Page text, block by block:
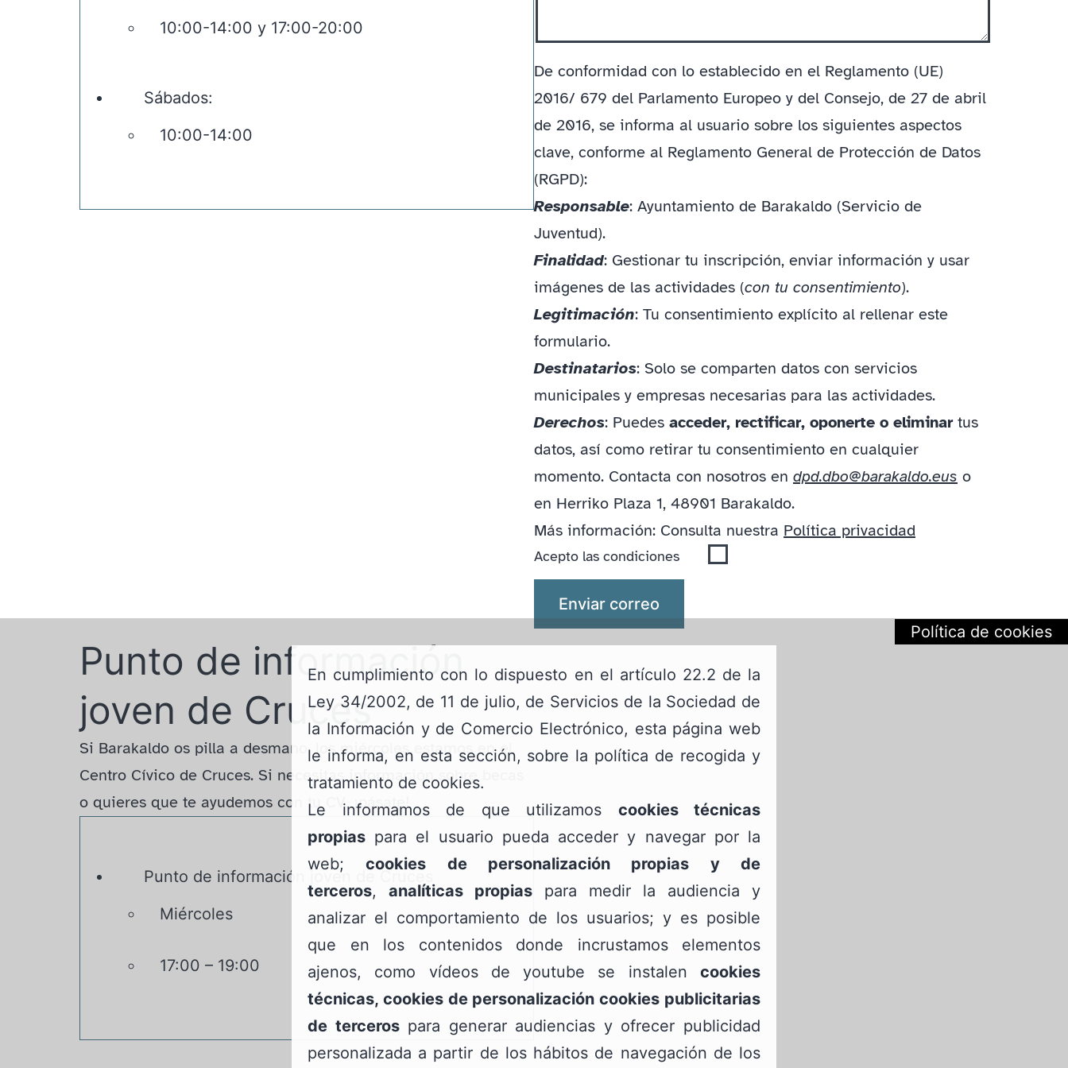
10:00-14:00 y 17:00-20:00
Sábados:
10:00-14:00
ty
.De conformidad con lo establecido en el Reglamento (UE)
2016/ 679 del Parlamento Europeo y del Consejo, de 27 de abril
de 2016, se informa al usuario sobre los siguientes aspectos
clave, conforme al Reglamento General de Protección de Datos
(RGPD):
Responsable: Ayuntamiento de Barakaldo (Servicio de
Juventud).
Finalidad: Gestionar tu inscripción, enviar información y usar
imágenes de las actividades (con tu consentimiento).
Legitimación: Tu consentimiento explícito al rellenar este
formulario.
Destinatarios: Solo se comparten datos con servicios
municipales y empresas necesarias para las actividades.
Derechos: Puedes acceder, rectificar, oponerte o eliminartus
datos, así como retirar tu consentimiento en cualquier
momento. Contacta con nosotros en dpd.dbo@barakaldo.eus o
en Herriko Plaza 1, 48901 Barakaldo.
Más información: Consulta nuestra Política privacidad
Acepto las condiciones
Punto de información
joven de Cruces
Si Barakaldo os pilla a desmano, los miércoles estamos en el
Centro Cívico de Cruces. Si necesitas información sobre becas
o quieres que te ayudemos con tu CV, ¡pásate!
Punto de información joven de Cruces
Miércoles
17:00 – 19:00
Política de cookies
En cumplimiento con lo dispuesto en el artículo 22.2 de la
Ley 34/2002, de 11 de julio, de Servicios de la Sociedad de
la Información y de Comercio Electrónico, esta página web
le informa, en esta sección, sobre la política de recogida y
tratamiento de cookies.
Le informamos de que utilizamos cookies técnicas
propias para el usuario pueda acceder y navegar por la
web;cookies de personalización propias y de
terceros, analíticas propias para medir la audiencia y
analizar el comportamiento de los usuarios; y es posible
que en los contenidos donde incrustamos elementos
ajenos, como vídeos de youtube se instalen cookies
técnicas, cookies de personalización cookies publicitarias
de tercerospara generar audiencias y ofrecer publicidad
personalizada a partir de los hábitos de navegación de los